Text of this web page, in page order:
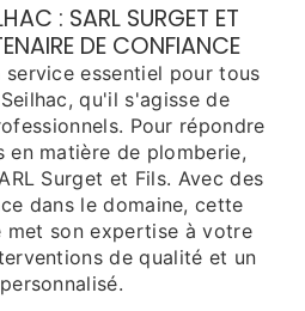
: SARL SURGET ET
DE CONFIANCE
essentiel pour tous
qu'il s'agisse de
Pour répondre
en matière de plomberie,
Surget et Fils. Avec des
dans le domaine, cette
met son expertise à votre
de qualité et un